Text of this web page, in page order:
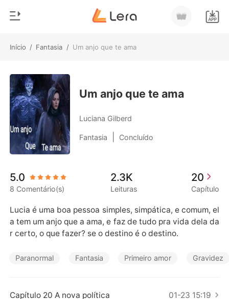
Início / Fantasia / Um anjo que te ama
Loja
Histórico
Sair
Baixar App
Gênero
Moderno
Lobisomem
Contos
Bilionários
Contos Curtos
Um anjo que te ama
Luciana Gilberd
Fantasia Concluído
5.0
8 Comentário(s)
2.3K
Leituras
20
Capítulo
Lucia é uma boa pessoa simples, simpática, e comum, el
a tem um anjo que a ama, e faz de tudo pra vida dela da
r certo, o que fazer? se o destino é o destino.
Paranormal Fantasia Primeiro amor Gravidez
Capítulo 20 A nova política 01-23 15:19